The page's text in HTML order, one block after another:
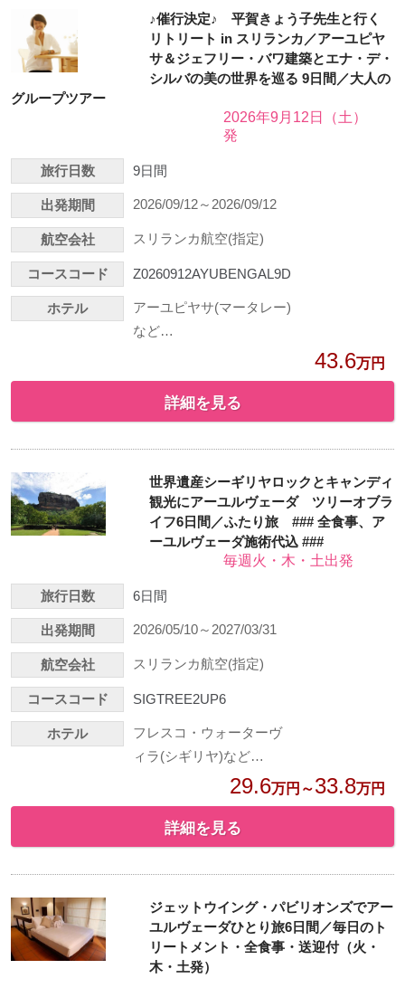
♪催行決定♪ 平賀きょう子先生と行く
リトリート in スリランカ／アーユピヤ
サ＆ジェフリー・バワ建築とエナ・デ・
シルバの美の世界を巡る 9日間／大人の
グループツアー
2026年9月12日（土）
発
旅行日数 9日間
出発期間 2026/09/12～2026/09/12
航空会社 スリランカ航空(指定)
コースコード Z0260912AYUBENGAL9D
ホテル
アーユピヤサ(マータレー)
など…
43.6万円
詳細を見る
世界遺産シーギリヤロックとキャンディ
観光にアーユルヴェーダ ツリーオブラ
イフ6日間／ふたり旅 ### 全食事、ア
ーユルヴェーダ施術代込 ###
毎週火・木・土出発
旅行日数 6日間
出発期間 2026/05/10～2027/03/31
航空会社 スリランカ航空(指定)
コースコード SIGTREE2UP6
ホテル
フレスコ・ウォーターヴ
ィラ(シギリヤ)など…
29.6万円～33.8万円
詳細を見る
ジェットウイング・パビリオンズでアー
ユルヴェーダひとり旅6日間／毎日のト
リートメント・全食事・送迎付（火・
木・土発）